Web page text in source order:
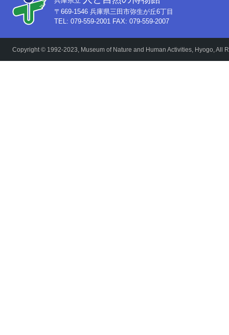
〒669-1546 兵庫県三田市弥生が丘6丁目
TEL: 079-559-2001 FAX: 079-559-2007
Copyright © 1992-2023, Museum of Nature and Human Activities, Hyogo, All